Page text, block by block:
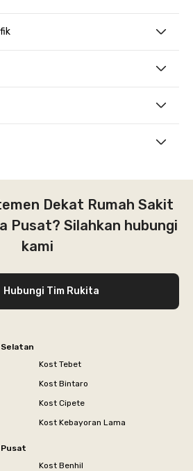
Dekat Rumah Sakit
Pusat? Silahkan hubungi
kami
Hubungi Tim Rukita
Kost Tebet
Kost Bintaro
Kost Cipete
Kost Kebayoran Lama
Kost Benhil